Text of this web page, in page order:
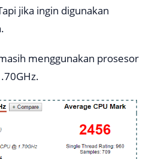
jika ingin digunakan
menggunakan prosesor